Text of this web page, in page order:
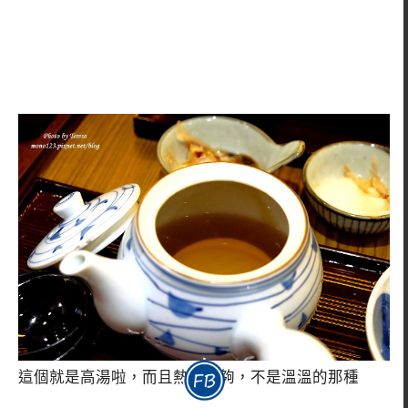
這個就是高湯啦，而且熱度很夠，不是溫溫的那種